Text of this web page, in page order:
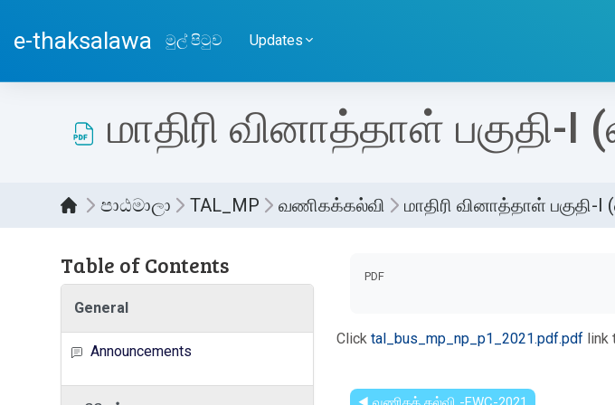
e-thaksalawa මුල් පිටුව Updates
மாதிரி வினாத்தாள் பகுதி-I
පාඨමාලා TAL_MP வணிகக்கல்வி மாதிரி வினாத்தாள் பகுதி-I
Table of Contents
General
Announcements
PDF
Click tal_bus_mp_np_p1_2021.pdf.pdf link